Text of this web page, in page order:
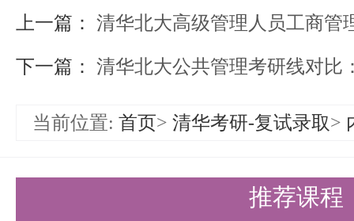
2026年：310分
上一篇： 清华北大高级管理人员工商管理硕士考研线对
下一篇： 清华北大公共管理考研线对比：
当前位置: 首页> 清华考研-复试录取>
推荐课程